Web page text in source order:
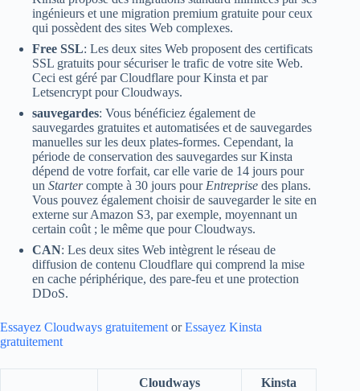
ingénieurs et une migration premium gratuite pour ceux
qui possèdent des sites Web complexes.
Free SSL: Les deux sites Web proposent des certificats
SSL gratuits pour sécuriser le trafic de votre site Web.
Ceci est géré par Cloudflare pour Kinsta et par
Letsencrypt pour Cloudways.
sauvegardes: Vous bénéficiez également de
sauvegardes gratuites et automatisées et de sauvegardes
manuelles sur les deux plates-formes. Cependant, la
période de conservation des sauvegardes sur Kinsta
dépend de votre forfait, car elle varie de 14 jours pour
un Startercompte à 30 jours pour Entreprise des plans.
Vous pouvez également choisir de sauvegarder le site en
externe sur Amazon S3, par exemple, moyennant un
certain coût ; le même que pour Cloudways.
CAN: Les deux sites Web intègrent le réseau de
diffusion de contenu Cloudflare qui comprend la mise
en cache périphérique, des pare-feu et une protection
DDoS.
Essayez Cloudways gratuitement orEssayez Kinsta
gratuitement
Cloudways Kinsta